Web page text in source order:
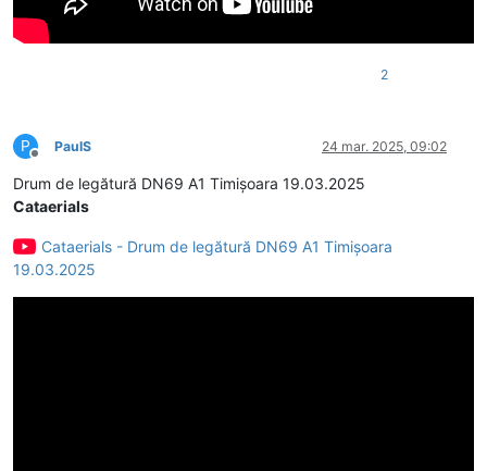
2
P
Deconectat
PaulS 24 mar. 2025, 09:02
Drum de legătură DN69 A1 Timișoara 19.03.2025
Cataerials
Cataerials - Drum de legătură DN69 A1 Timișoara
19.03.2025